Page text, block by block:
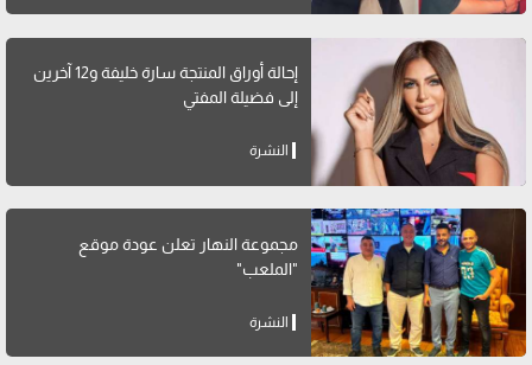
إحالة أوراق المنتجة سارة خليفة و12 آخرين
إلى فضيلة المفتي
النشرة
مجموعة النهار تعلن عودة موقع
"الملعب"
النشرة